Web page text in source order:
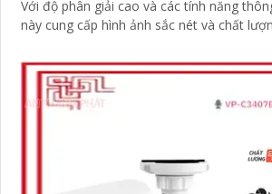
Với độ phân giải cao và các tính năng
này cung cấp hình ảnh sắc nét và chất